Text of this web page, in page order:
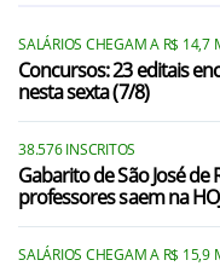
SALÁRIOS CHEGAM A R$ 14,7
Concursos: 23 editais
nesta sexta (7/8)
38.576 INSCRITOS
Gabarito de São José
professores saem na
SALÁRIOS CHEGAM A R$ 15,9